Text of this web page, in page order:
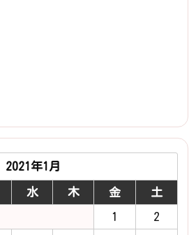
2021年1月
水 木 金 土
1 2